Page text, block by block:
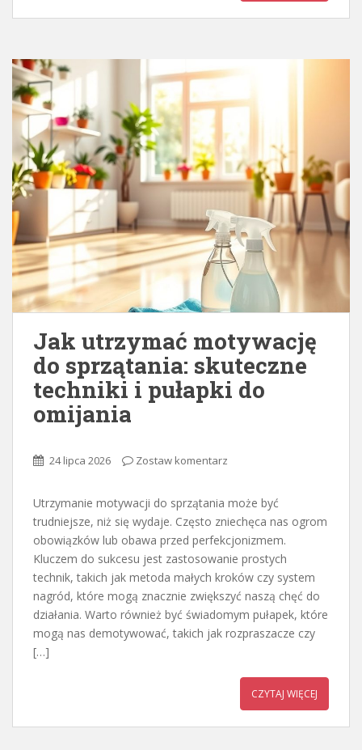
Jak utrzymać motywację
do sprzątania: skuteczne
techniki i pułapki do
omijania
24 lipca 2026 Zostaw komentarz
Utrzymanie motywacji do sprzątania może być
trudniejsze, niż się wydaje. Często zniechęca nas ogrom
obowiązków lub obawa przed perfekcjonizmem.
Kluczem do sukcesu jest zastosowanie prostych
technik, takich jak metoda małych kroków czy system
nagród, które mogą znacznie zwiększyć naszą chęć do
działania. Warto również być świadomym pułapek, które
mogą nas demotywować, takich jak rozpraszacze czy
[…]
CZYTAJ WIĘCEJ